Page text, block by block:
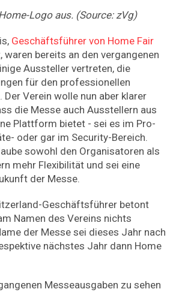
Logo aus. (Source: zVg)
Geschäftsführer von Home Fair
waren bereits an den vergangenen
Aussteller vertreten, die
für den professionellen
Der Verein wolle nun aber klarer
die Messe auch Ausstellern aus
Plattform bietet - sei es im Pro-
oder gar im Security-Bereich.
sowohl den Organisatoren als
mehr Flexibilität und sei eine
der Messe.
Geschäftsführer betont
Namen des Vereins nichts
der Messe sei dieses Jahr nach
nächstes Jahr dann Home
Messeausgaben zu sehen